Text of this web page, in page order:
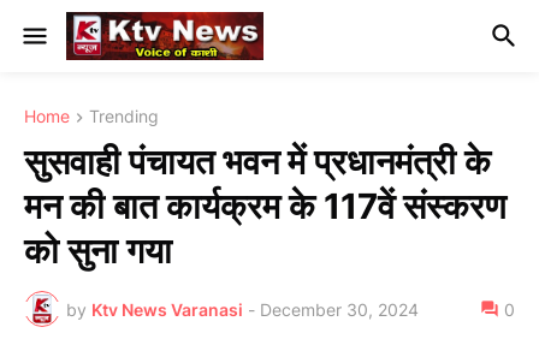
Home Trending
सुसवाही पंचायत भवन में प्रधानमंत्री के
मन की बात कार्यक्रम के 117वें संस्करण
को सुना गया
by Ktv News Varanasi - December 30, 2024 0